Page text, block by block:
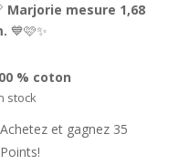
Marjorie mesure 1,68
💙🩷✨
% coton
stock
Achetez et gagnez 35
Points!